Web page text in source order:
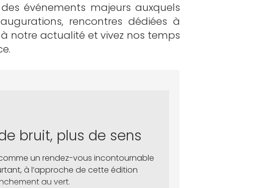
événements majeurs auxquels
rencontres dédiées à
notre actualité et vivez nos temps
bruit, plus de sens
un rendez-vous incontournable
à l’approche de cette édition
au vert.